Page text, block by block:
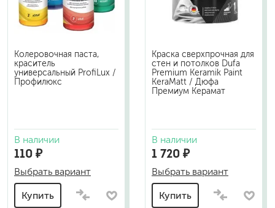
Колеровочная паста,
краситель
универсальный ProfiLux /
Профилюкс
В наличии
110 ₽
Выбрать вариант
Купить
Краска сверхпрочная для
стен и потолков Dufa
Premium Keramik Paint
KeraMatt / Дюфа
Премиум Керамат
В наличии
1 720 ₽
Выбрать вариант
Купить